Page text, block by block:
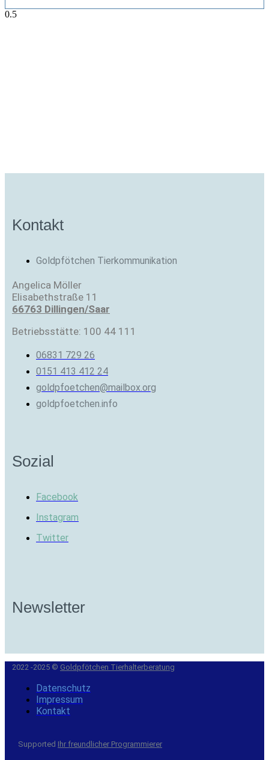
Kontakt
Goldpfötchen Tierkommunikation
Angelica Möller
Elisabethstraße 11
66763 Dillingen/Saar
Betriebsstätte: 100 44 111
06831 729 26
0151 413 412 24
goldpfoetchen@mailbox.org
goldpfoetchen.info
Sozial
Facebook
Instagram
Twitter
Newsletter
2022 -2025 © Goldpfötchen Tierhalterberatung
Datenschutz
Impressum
Kontakt
Supported Ihr freundlicher Programmierer